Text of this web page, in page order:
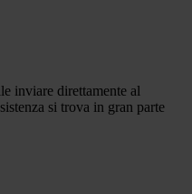
inviare direttamente al
si trova in gran parte